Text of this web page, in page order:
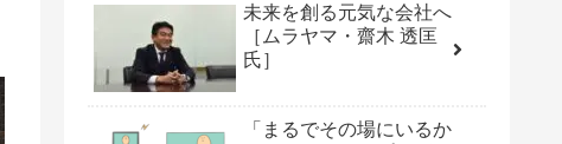
未来を創る元気な会社へ
［ムラヤマ・齋木 透匡
氏］
「まるでその場にいるか